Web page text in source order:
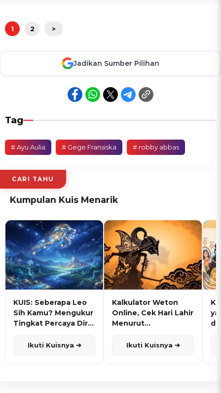
1 2 >
Jadikan Sumber Pilihan
Tag
# Ayu Aulia # Gege Fransiska # robby abbas
CARI TAHU
Kumpulan Kuis Menarik
KUIS: Seberapa Leo
Sih Kamu? Mengukur
Tingkat Percaya Diri
Ikuti Kuisnya ➔
Kalkulator Weton
Online, Cek Hari Lahir
Menurut
Ikuti Kuisnya ➔